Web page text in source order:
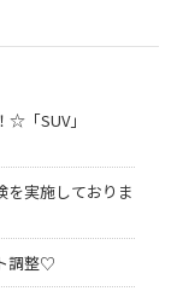
☆「SUV」
実施しておりま
調整♡